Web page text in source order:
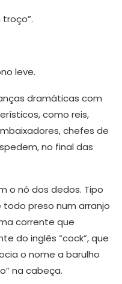
troço”.
leve.
dramáticas com
como reis,
chefes de
no final das
o nó dos dedos. Tipo
preso num arranjo
corrente que
do inglês “cock”, que
o nome a barulho
na cabeça.